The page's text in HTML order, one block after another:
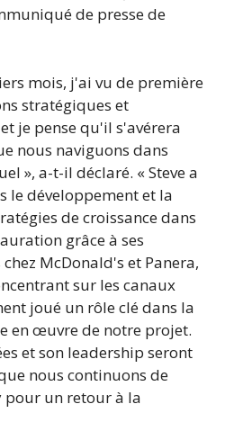
de presse de
mois, j'ai vu de première
stratégiques et
je pense qu'il s'avérera
nous naviguons dans
», a-t-il déclaré. « Steve a
le développement et la
de croissance dans
grâce à ses
McDonald's et Panera,
sur les canaux
joué un rôle clé dans la
en œuvre de notre projet.
et son leadership seront
nous continuons de
un retour à la